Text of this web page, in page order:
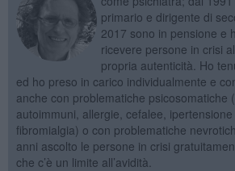
primario e dirigente di
2017 sono in pensione e
ricevere persone in crisi
propria autenticità. Ho
ed ho preso in carico individualmente e
anche con problematiche psicosomatiche
autoimmuni, allergie, cefalee, ipertensione
fibromialgia) o con problematiche
anni ascolto le persone in crisi
che c’è un limite all’avidità.